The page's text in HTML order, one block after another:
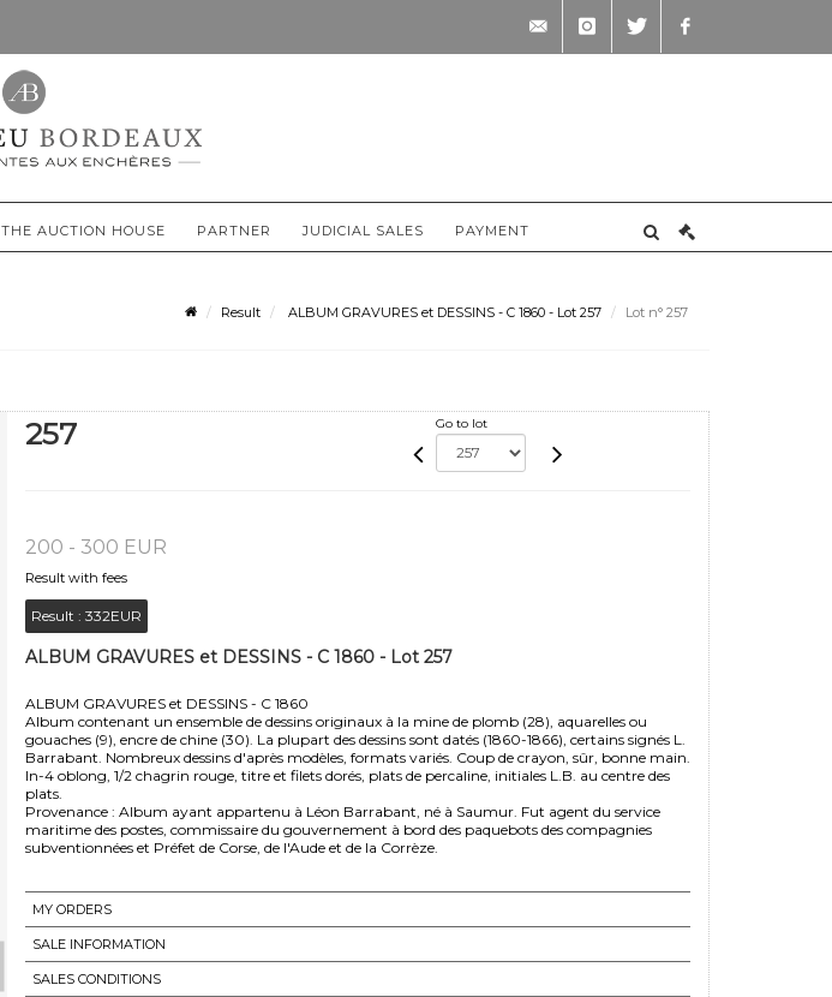
THE AUCTION HOUSE PARTNER JUDICIAL SALES PAYMENT
Result ALBUM GRAVURES et DESSINS - C 1860 - Lot 257 Lot n° 257
257 Go to lot
200 - 300 EUR
Result with fees
Result : 332EUR
ALBUM GRAVURES et DESSINS - C 1860 - Lot 257
ALBUM GRAVURES et DESSINS - C 1860
Album contenant un ensemble de dessins originaux à la mine de plomb (28), aquarelles ou
gouaches (9), encre de chine (30). La plupart des dessins sont datés (1860-1866), certains signés L.
Barrabant. Nombreux dessins d'après modèles, formats variés. Coup de crayon, sûr, bonne main.
In-4 oblong, 1/2 chagrin rouge, titre et filets dorés, plats de percaline, initiales L.B. au centre des
plats.
Provenance : Album ayant appartenu à Léon Barrabant, né à Saumur. Fut agent du service
maritime des postes, commissaire du gouvernement à bord des paquebots des compagnies
subventionnées et Préfet de Corse, de l'Aude et de la Corrèze.
MY ORDERS
SALE INFORMATION
SALES CONDITIONS